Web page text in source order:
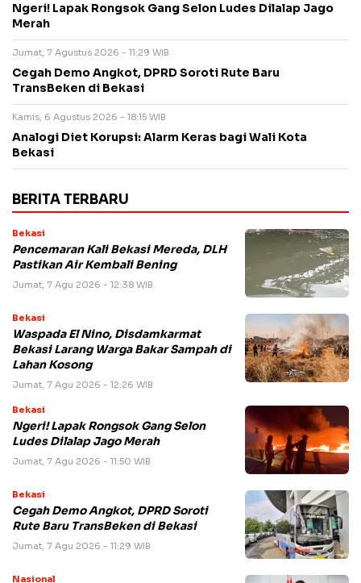
Ngeri! Lapak Rongsok Gang Selon Ludes Dilalap Jago
Merah
Jumat, 7 Agustus 2026 - 11:29 WIB
Cegah Demo Angkot, DPRD Soroti Rute Baru
TransBeken di Bekasi
Kamis, 6 Agustus 2026 - 18:15 WIB
Analogi Diet Korupsi: Alarm Keras bagi Wali Kota
Bekasi
BERITA TERBARU
Bekasi
Pencemaran Kali Bekasi Mereda, DLH
Pastikan Air Kembali Bening
Jumat, 7 Agu 2026 - 12:38 WIB
Bekasi
Waspada El Nino, Disdamkarmat
Bekasi Larang Warga Bakar Sampah di
Lahan Kosong
Jumat, 7 Agu 2026 - 12:26 WIB
Bekasi
Ngeri! Lapak Rongsok Gang Selon
Ludes Dilalap Jago Merah
Jumat, 7 Agu 2026 - 11:50 WIB
Bekasi
Cegah Demo Angkot, DPRD Soroti
Rute Baru TransBeken di Bekasi
Jumat, 7 Agu 2026 - 11:29 WIB
Nasional